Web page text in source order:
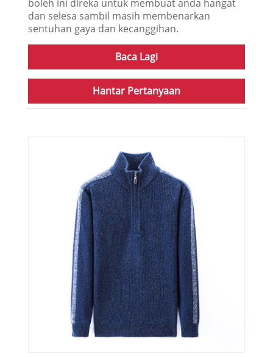
boleh ini direka untuk membuat anda hangat
dan selesa sambil masih membenarkan
sentuhan gaya dan kecanggihan.
Baca Lagi
Hantar Pertanyaan